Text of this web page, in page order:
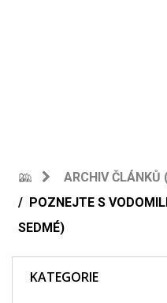
ARCHIV
POZNEJTE S
SEDMÉ)
KATEGORIE